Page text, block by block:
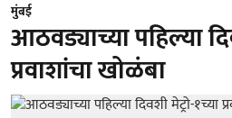
मुंबई
आठवड्याच्या पहिल्या
प्रवाशांचा खोळंबा